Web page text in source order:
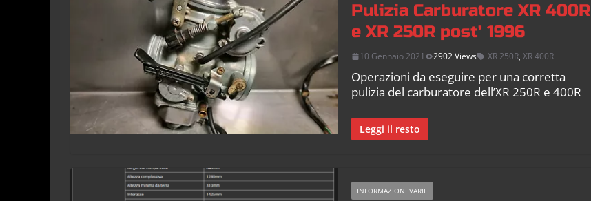
Pulizia Carburatore XR 400R
e XR 250R post’ 1996
10 Gennaio 2021 2902 Views XR 250R, XR 400R
Operazioni da eseguire per una corretta
pulizia del carburatore dell’XR 250R e 400R
Leggi il resto
INFORMAZIONI VARIE